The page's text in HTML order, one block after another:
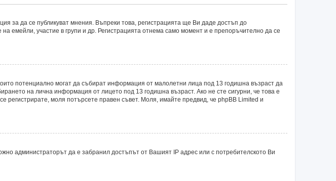
за да се публикуват мнения. Въпреки това, регистрацията ще Ви даде достъп до
емейли, участие в групи и др. Регистрацията отнема само момент и е препоръчително да се
потенциално могат да събират информация от малолетни лица под 13 годишна възраст да
на лична информация от лицето под 13 годишна възраст. Ако не сте сигурни, че това е
регистрирате, моля потърсете правен съвет. Моля, имайте предвид, че phpBB Limited и
администраторът да е забранил достъпът от Вашият IP адрес или с потребителското Ви